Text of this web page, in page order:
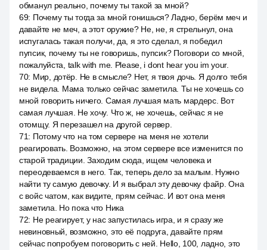
обманул реально, почему ты такой за мной?
69: Почему ты тогда за мной гонишься? Ладно, берём меч и
давайте не меч, а этот оружие? Не, не, я стрельнул, она
испугалась такая получи, да, я это сделал, я победил
пупсик, почему ты не говоришь, пупсик? Поговори со мной,
пожалуйста, talk with me. Please, i dont hear you im your.
70: Мир, дотёр. Не в смысле? Нет, я твоя дочь. Я долго тебя
не видела. Мама только сейчас заметила. Ты не хочешь со
мной говорить ничего. Самая лучшая мать мардерс. Вот
самая лучшая. Не хочу. Что ж, не хочешь, сейчас я не
отомщу. Я перезашел на другой сервер.
71: Потому что на том сервере на меня не хотели
реагировать. Возможно, на этом сервере все изменится по
старой традиции. Заходим сюда, ищем человека и
переодеваемся в него. Так, теперь дело за малым. Нужно
найти ту самую девочку. И я выбрал эту девочку файр. Она
с войс чатом, как видите, прям сейчас. И вот она меня
заметила. Но пока что Ника
72: Не реагирует, у нас запустилась игра, и я сразу же
невиновный, возможно, это её подруга, давайте прям
сейчас попробуем поговорить с ней. Hello, 100, ладно, это